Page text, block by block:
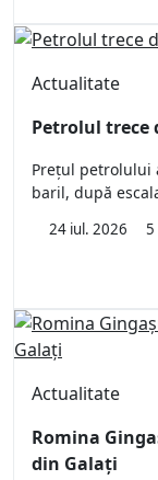
Actualitate
Petrolul trece
Prețul petrolului
baril, după
24 iul. 2026 5
Actualitate
Romina
din Galați